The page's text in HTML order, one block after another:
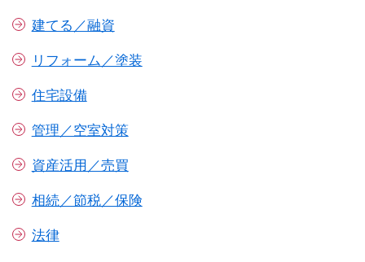
建てる／融資
リフォーム／塗装
住宅設備
管理／空室対策
資産活用／売買
相続／節税／保険
法律